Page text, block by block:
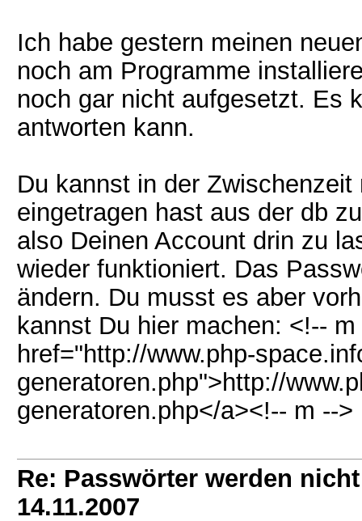
Ich habe gestern meinen
noch am Programme
noch gar nicht aufgesetzt. Es
antworten kann.
Du kannst in der
eingetragen hast aus der db
also Deinen Account drin zu
wieder funktioniert. Das
ändern. Du musst es aber
kannst Du hier machen: <!--
href="http://www.php-
generatoren.php">http://
generatoren.php</a><!-- m -->
Re: Passwörter werden
14.11.2007